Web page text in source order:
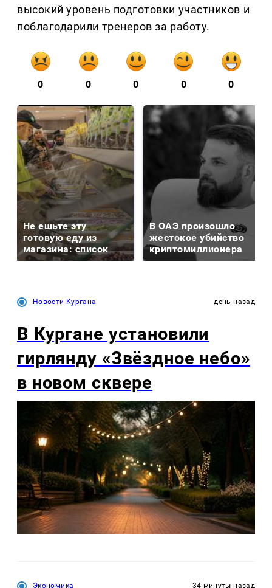
высокий уровень подготовки участников и
поблагодарили тренеров за работу.
0 0 0 0 0
Не ешьте эту
готовую еду из
магазина: список
В ОАЭ произошло
жестокое убийство
криптомиллионера
Новости Кургана день назад
В Кургане установили
гирлянду «Звёздное небо»
в новом сквере
Экономика 34 минуты назад